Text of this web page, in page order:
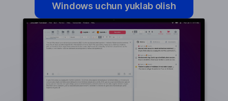
Windows uchun yuklab olish